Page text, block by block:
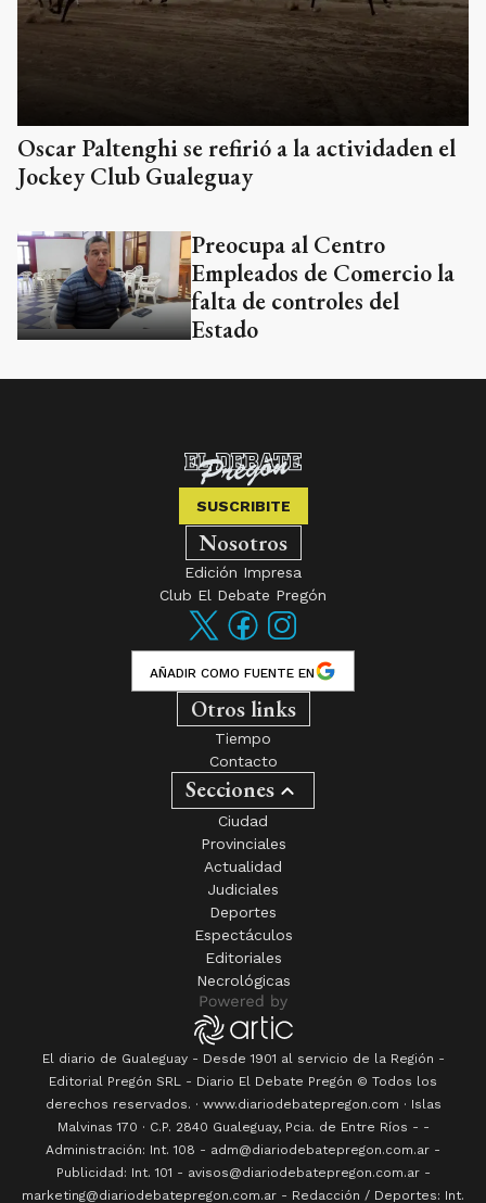
Oscar Paltenghi se refirió a la actividaden el
Jockey Club Gualeguay
Preocupa al Centro
Empleados de Comercio la
falta de controles del
Estado
SUSCRIBITE
Nosotros
Edición Impresa
Club El Debate Pregón
AÑADIR COMO FUENTE EN
Otros links
Tiempo
Contacto
Secciones
Ciudad
Provinciales
Actualidad
Judiciales
Deportes
Espectáculos
Editoriales
Necrológicas
El diario de Gualeguay - Desde 1901 al servicio de la Región -
Editorial Pregón SRL - Diario El Debate Pregón © Todos los
derechos reservados. · www.diariodebatepregon.com · Islas
Malvinas 170 · C.P. 2840 Gualeguay, Pcia. de Entre Ríos - -
Administración: Int. 108 - adm@diariodebatepregon.com.ar -
Publicidad: Int. 101 - avisos@diariodebatepregon.com.ar -
marketing@diariodebatepregon.com.ar - Redacción / Deportes: Int.